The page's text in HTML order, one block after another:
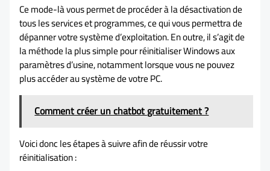
Ce mode-là vous permet de procéder à la désactivation de
tous les services et programmes, ce qui vous permettra de
dépanner votre système d’exploitation. En outre, il s’agit de
la méthode la plus simple pour réinitialiser Windows aux
paramètres d’usine, notamment lorsque vous ne pouvez
plus accéder au système de votre PC.
Comment créer un chatbot gratuitement ?
Voici donc les étapes à suivre afin de réussir votre
réinitialisation :